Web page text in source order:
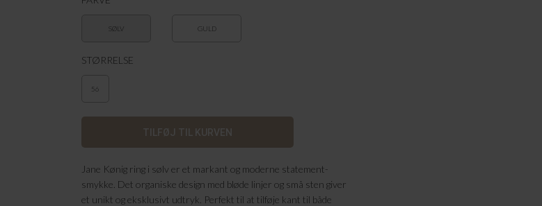
SØLV GULD
STØRRELSE
56
Jane Kønig ring i sølv er et markant og moderne statement-
smykke. Det organiske design med bløde linjer og små sten giver
et unikt og eksklusivt udtryk. Perfekt til at tilføje kant til både